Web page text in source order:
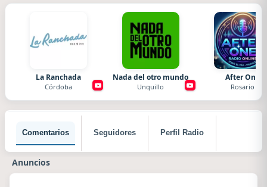
La Ranchada
Córdoba
Nada del otro mundo
Unquillo
After One
Rosario
Comentarios Seguidores Perfil Radio
Anuncios